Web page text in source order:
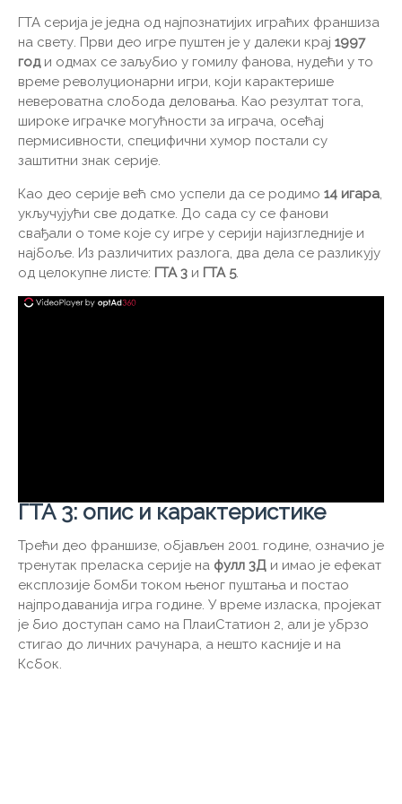
ГТА серија је једна од најпознатијих играћих франшиза
на свету. Први део игре пуштен је у далеки крај 1997
годи одмах се заљубио у гомилу фанова, нудећи у то
време револуционарни игри, који карактерише
невероватна слобода деловања. Као резултат тога,
широке играчке могућности за играча, осећај
пермисивности, специфични хумор постали су
заштитни знак серије.
Као део серије већ смо успели да се родимо 14 игара,
укључујући све додатке. До сада су се фанови
свађали о томе које су игре у серији најизгледније и
најбоље. Из различитих разлога, два дела се разликују
од целокупне листе: ГТА 3 и ГТА 5.
ГТА 3: опис и карактеристике
Трећи део франшизе, објављен 2001. године, означио је
тренутак преласка серије на фулл 3Д и имао је ефекат
експлозије бомби током њеног пуштања и постао
најпродаванија игра године. У време изласка, пројекат
је био доступан само на ПлаиСтатион 2, али је убрзо
стигао до личних рачунара, а нешто касније и на
Ксбок.